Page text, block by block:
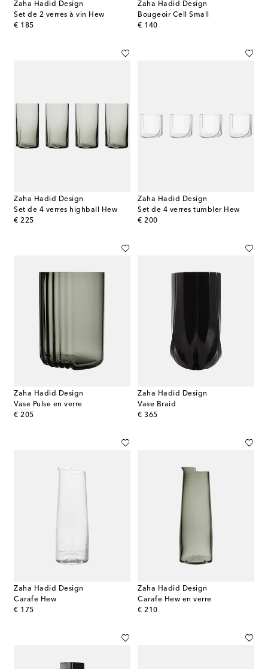
Zaha Hadid Design
Set de 2 verres à vin Hew
€ 185
original price
Zaha Hadid Design
Bougeoir Cell Small
€ 140
original price
Zaha Hadid Design
Set de 4 verres highball Hew
€ 225
original price
Zaha Hadid Design
Set de 4 verres tumbler Hew
€ 200
original price
Zaha Hadid Design
Vase Pulse en verre
€ 205
original price
Zaha Hadid Design
Vase Braid
€ 365
original price
Zaha Hadid Design
Carafe Hew
€ 175
original price
Zaha Hadid Design
Carafe Hew en verre
€ 210
original price